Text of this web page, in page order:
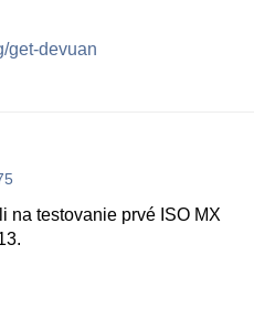
get-devuan
na testovanie prvé ISO MX